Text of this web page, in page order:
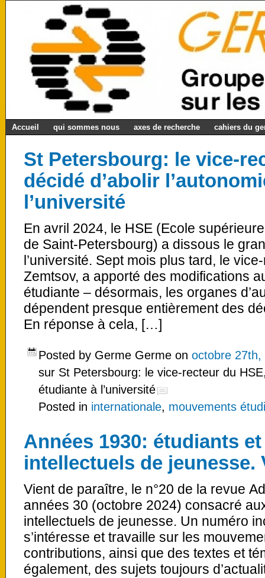
Accueil qui sommes nous axes de recherche cahiers du
St Petersbourg: le vice-
décidé d’abolir
l’université
En avril 2024, le HSE (Ecole
de Saint-Petersbourg) a dissous le
l’université. Sept mois plus tard, le
Zemtsov, a apporté des modifications
étudiante – désormais, les organes
dépendent presque entièrement des
En réponse à cela, […]
Posted by Germe Germe on octobre 27th,
sur St Petersbourg: le vice-recteur du
étudiante à l’université
Posted in internationale, mouvements
Années 1930: étudiants
intellectuels de jeunesse.
Vient de paraître, le n°20 de la revue
années 30 (octobre 2024) consacré
intellectuels de jeunesse. Un numéro
s’intéresse et travaille sur les
contributions, ainsi que des textes et
également, des sujets toujours